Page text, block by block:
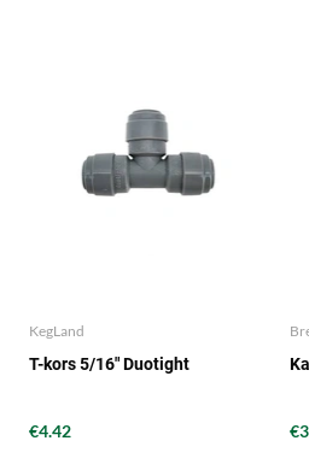
KegLand
T-kors 5/16" Duotight
€4.42